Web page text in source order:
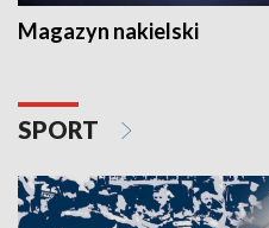
Magazyn nakielski
SPORT